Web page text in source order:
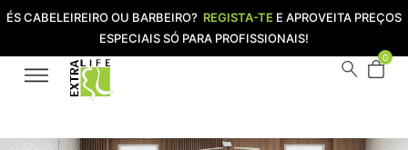
ÉS CABELEIREIRO OU BARBEIRO? REGISTA-TE E APROVEITA PREÇOS
ESPECIAIS SÓ PARA PROFISSIONAIS!
0